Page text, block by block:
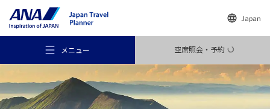
Japan
メニュー 空席照会・予約